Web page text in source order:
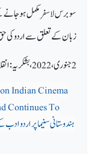
سو برس لاسفر مکمل
زبان کے تعلق سے اردو کی
2 جنوری، 2022 ، بشکریہ:انقلاب،نئی دہلی
Indian Cinema
Continues To
ہندوستانی سنیما پر اردو